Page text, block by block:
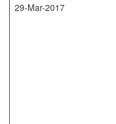
29-Mar-2017